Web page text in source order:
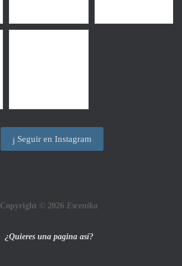
Seguir en Instagram
Copyright © 2026 Escenika
¿Quieres una pagina así?